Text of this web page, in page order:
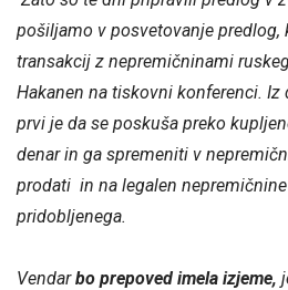
pošiljamo v posvetovanje predlog,
transakcij z nepremičninami
Hakanen na tiskovni konferenci. Iz
prvi je da se poskuša preko
denar in ga spremeniti v
prodati in na legalen
pridobljenega.
Vendarbo prepoved imela izjeme,